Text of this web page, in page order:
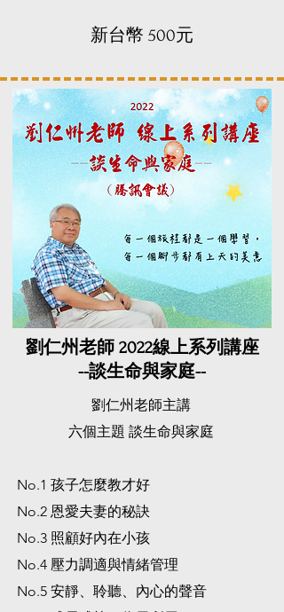
​新台幣 500元
劉仁州老師 2022線上系列講座
​--談生命與家庭--
劉仁州老師主講
六個主題 談生命與家庭
No.1 孩子怎麼教才好
​No.2 恩愛夫妻的秘訣
No.3 照顧好內在小孩
No.4 壓力調適與情緒管理
No.5 安靜、聆聽、內心的聲音